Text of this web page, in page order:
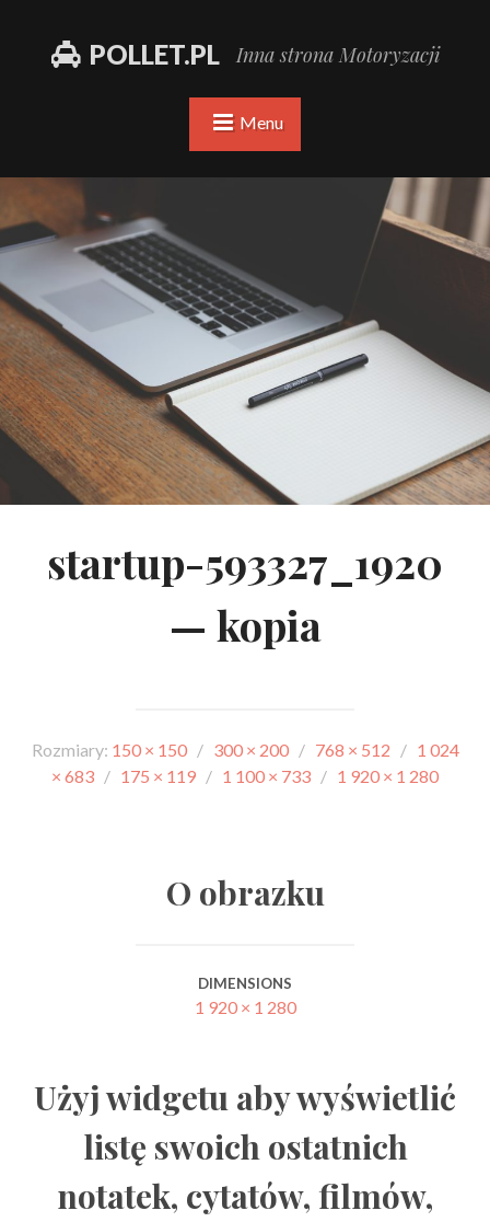
POLLET.PL Inna strona Motoryzacji
Menu
startup-593327_1920
— kopia
Rozmiary: 150 × 150 / 300 × 200 / 768 × 512 / 1 024
× 683 / 175 × 119 / 1 100 × 733 / 1 920 × 1 280
O obrazku
DIMENSIONS
1 920 × 1 280
Użyj widgetu aby wyświetlić
listę swoich ostatnich
notatek, cytatów, filmów,